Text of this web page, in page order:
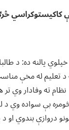
کاکیستوکراسي
پالنه ده: د
د تعلیم له مخې
ته وفادار وي تر
بې سواده وي
دروازې بندوي